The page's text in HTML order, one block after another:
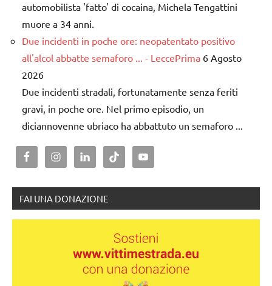
automobilista 'fatto' di cocaina, Michela Tengattini
muore a 34 anni.
Due incidenti in poche ore: neopatentato positivo
all'alcol abbatte semaforo ... - LeccePrima 6 Agosto
2026
Due incidenti stradali, fortunatamente senza feriti
gravi, in poche ore. Nel primo episodio, un
diciannovenne ubriaco ha abbattuto un semaforo ...
FAI UNA DONAZIONE